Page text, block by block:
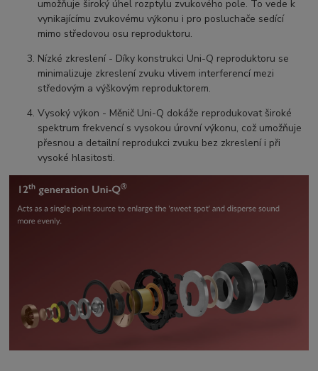
umožňuje široký úhel rozptylu zvukového pole. To vede k
vynikajícímu zvukovému výkonu i pro posluchače sedící
mimo středovou osu reproduktoru.
Nízké zkreslení - Díky konstrukci Uni-Q reproduktoru se
minimalizuje zkreslení zvuku vlivem interferencí mezi
středovým a výškovým reproduktorem.
Vysoký výkon - Měnič Uni-Q dokáže reprodukovat široké
spektrum frekvencí s vysokou úrovní výkonu, což umožňuje
přesnou a detailní reprodukci zvuku bez zkreslení i při
vysoké hlasitosti.